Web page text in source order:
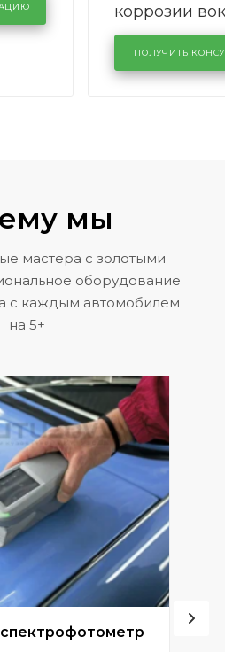
коррозии
лобового
районе
Volkswagen
ПОЛУЧИТЬ
мы
мастера с золотыми
оборудование
с каждым автомобилем
на 5+